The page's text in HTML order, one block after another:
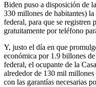
Biden puso a disposición de
330 millones de habitantes)
federal, para que se registren
gratuitamente por teléfono
Y, justo el día en que
económica por 1.9 billones
federal, el ocupante de la
alrededor de 130 mil millones
con las garantías necesarias